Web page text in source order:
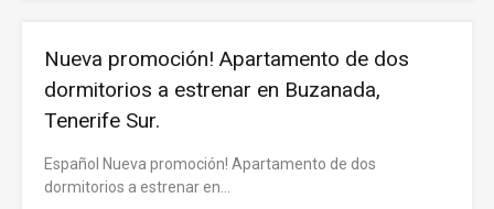
Nueva promoción! Apartamento de dos
dormitorios a estrenar en Buzanada,
Tenerife Sur.
Español Nueva promoción! Apartamento de dos
dormitorios a estrenar en…